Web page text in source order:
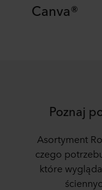
Canva®
Poznaj
Asortyment
czego
które